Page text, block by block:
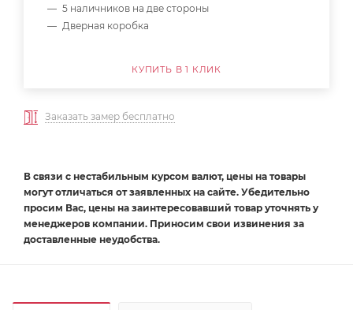
5 наличников на две стороны
Дверная коробка
КУПИТЬ В 1 КЛИК
Заказать замер бесплатно
В связи с нестабильным курсом валют, цены на товары
могут отличаться от заявленных на сайте. Убедительно
просим Вас, цены на заинтересовавший товар уточнять у
менеджеров компании. Приносим свои извинения за
доставленные неудобства.